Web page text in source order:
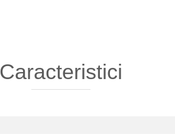
Caracteristici